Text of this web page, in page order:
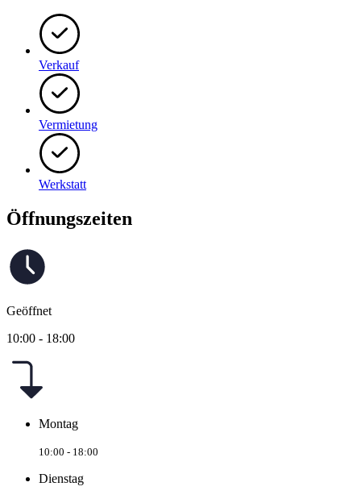
Verkauf
Vermietung
Werkstatt
Öffnungszeiten
Geöffnet
10:00 - 18:00
Montag
10:00 - 18:00
Dienstag